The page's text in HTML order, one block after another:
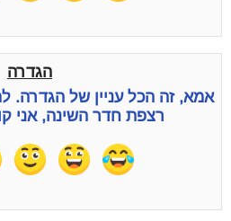
הגדרה
אמא, זה הכל עניין של
רצפת חדר השינה, אני